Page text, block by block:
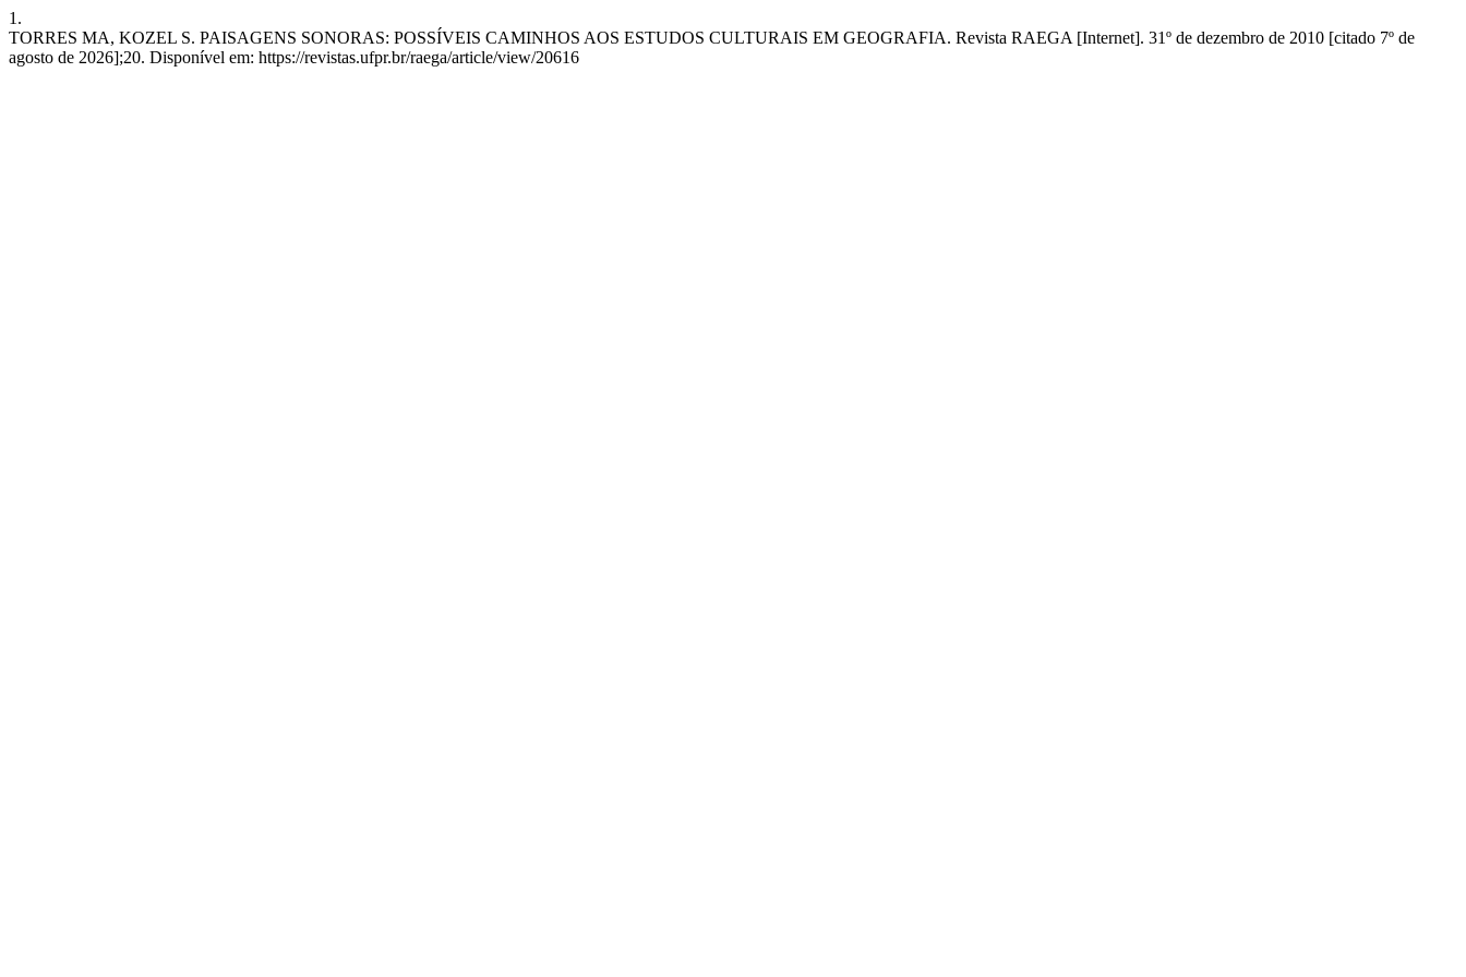
1.
TORRES MA, KOZEL S. PAISAGENS SONORAS: POSSÍVEIS CAMINHOS AOS ESTUDOS CULTURAIS EM GEOGRAFIA. Revista RAEGA [Internet]. 31º de dezembro de 2010 [citado 7º de
agosto de 2026];20. Disponível em: https://revistas.ufpr.br/raega/article/view/20616